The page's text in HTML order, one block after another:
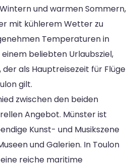
und warmen Sommern,
mit kühlerem Wetter zu
Temperaturen in
beliebten Urlaubsziel,
als Hauptreisezeit für Flüge
gilt.
zwischen den beiden
Angebot. Münster ist
Kunst- und Musikszene
und Galerien. In Toulon
reiche maritime